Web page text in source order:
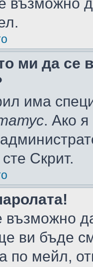
ми да се
има
. Ако
Скрит.
ви бъде
по мейл,